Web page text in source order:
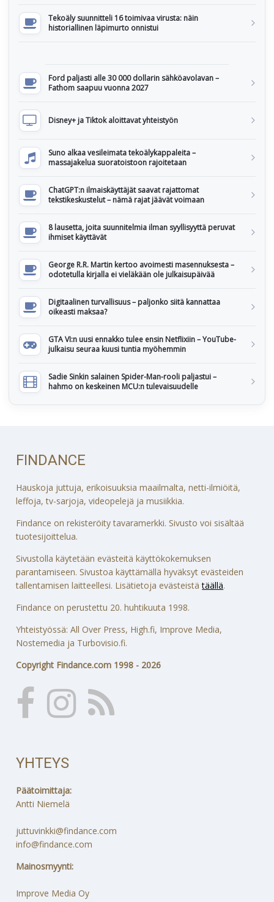
Tekoäly suunnitteli 16 toimivaa virusta: näin
historiallinen läpimurto onnistui
Ford paljasti alle 30 000 dollarin sähköavolavan –
Fathom saapuu vuonna 2027
Disney+ ja Tiktok aloittavat yhteistyön
Suno alkaa vesileimata tekoälykappaleita –
massajakelua suoratoistoon rajoitetaan
ChatGPT:n ilmaiskäyttäjät saavat rajattomat
tekstikeskustelut – nämä rajat jäävät voimaan
8 lausetta, joita suunnitelmia ilman syyllisyyttä peruvat
ihmiset käyttävät
George R.R. Martin kertoo avoimesti masennuksesta –
odotetulla kirjalla ei vieläkään ole julkaisupäivää
Digitaalinen turvallisuus – paljonko siitä kannattaa
oikeasti maksaa?
GTA VI:n uusi ennakko tulee ensin Netflixiin – YouTube-
julkaisu seuraa kuusi tuntia myöhemmin
Sadie Sinkin salainen Spider-Man-rooli paljastui –
hahmo on keskeinen MCU:n tulevaisuudelle
FINDANCE
Hauskoja juttuja, erikoisuuksia maailmalta, netti-ilmiöitä,
leffoja, tv-sarjoja, videopelejä ja musiikkia.
Findance on rekisteröity tavaramerkki. Sivusto voi sisältää
tuotesijoittelua.
Sivustolla käytetään evästeitä käyttökokemuksen
parantamiseen. Sivustoa käyttämällä hyväksyt evästeiden
tallentamisen laitteellesi. Lisätietoja evästeistätäällä.
Findance on perustettu 20. huhtikuuta 1998.
Yhteistyössä: All Over Press, High.fi, Improve Media,
Nostemedia ja Turbovisio.fi.
Copyright Findance.com 1998 - 2026
YHTEYS
Päätoimittaja:
Antti Niemelä
juttuvinkki@findance.com
info@findance.com
Mainosmyynti:
Improve Media Oy